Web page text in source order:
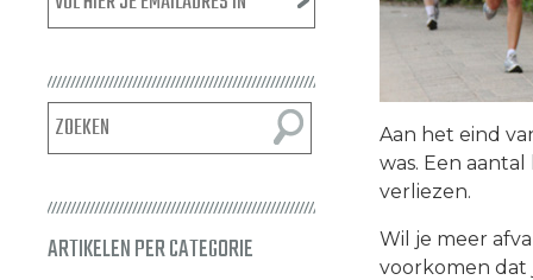
ARTIKELEN PER CATEGORIE
Aan het eind
was. Een
verliezen.
Wil je meer
voorkomen dat